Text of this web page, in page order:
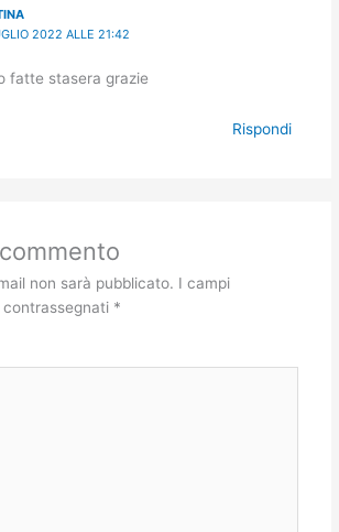
2022 ALLE 21:42
fatte stasera grazie
Rispondi
non sarà pubblicato. I campi
*